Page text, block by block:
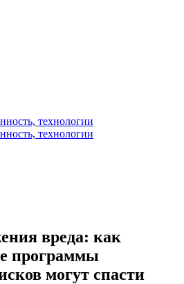
вреда: как
программы
могут спасти